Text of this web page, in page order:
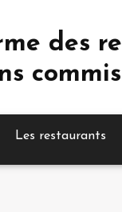
des
Les restaurants